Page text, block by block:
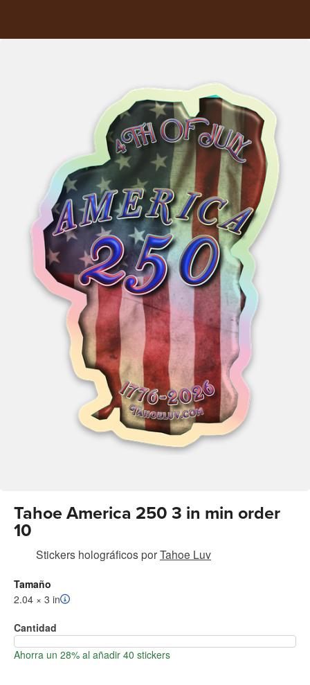
Tahoe America 250 3 in min order
10
Stickers holográficosporTahoe Luv
Tamaño
2.04 × 3 in
Cantidad
Ahorra un 28% al añadir 40 stickers